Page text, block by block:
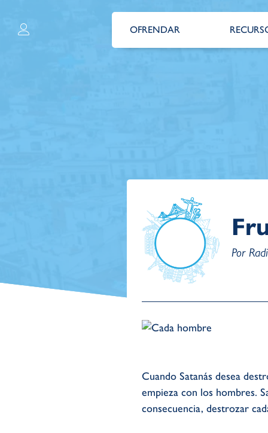
OFRENDAR
Por
Cuando Satanás desea
empieza con los hombres.
consecuencia, destrozar